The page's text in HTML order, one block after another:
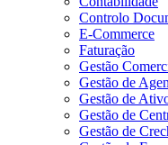
Controlo
E-Commerce
Faturação
Gestão
Gestão de
Gestão de
Gestão de
Gestão de